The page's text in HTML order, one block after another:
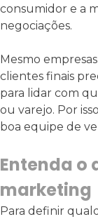
consumidor e a
negociações.
Mesmo
clientes finais
para lidar com
ou varejo. Por
boa equipe de
Entenda o
marketing
Para definir